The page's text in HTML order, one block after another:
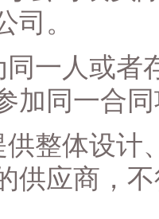
司。
同一人或者
加同一合
供整体设计
供应商，